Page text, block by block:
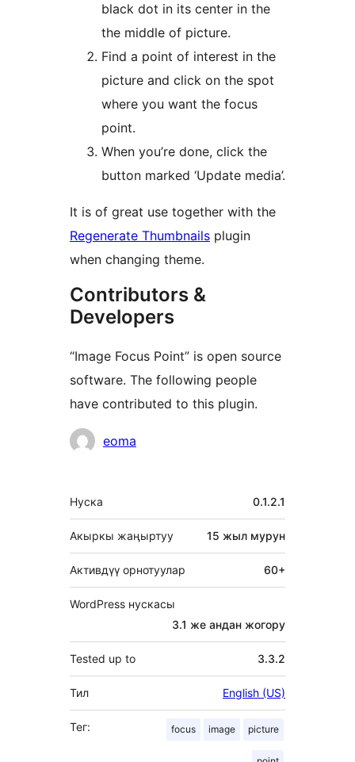
black dot in its center in the
the middle of picture.
Find a point of interest in the
picture and click on the spot
where you want the focus
point.
When you’re done, click the
button marked ‘Update media’.
It is of great use together with the
Regenerate Thumbnails plugin
when changing theme.
Contributors &
Developers
“Image Focus Point” is open source
software. The following people
have contributed to this plugin.
Мүчөлөрү
eoma
Мета
Нуска 0.1.2.1
Акыркы жаңыртуу 15 жыл мурун
Активдүү орнотуулар 60+
WordPress нускасы
3.1 же андан жогору
Tested up to 3.3.2
Тил English (US)
Тег: focus image picture